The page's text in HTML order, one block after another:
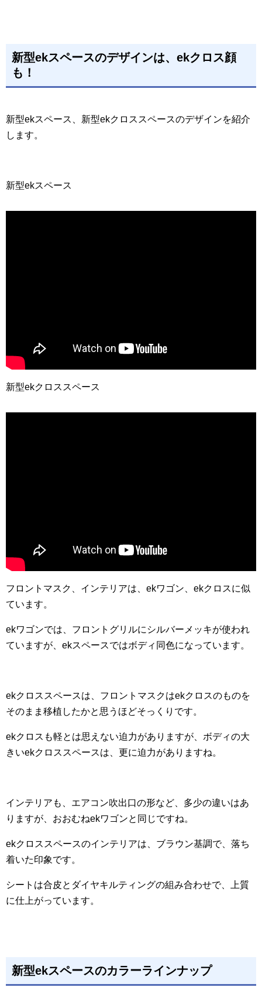
新型ekスペースのデザインは、ekクロス顔
も！
新型ekスペース、新型ekクロススペースのデザインを紹介
します。
新型ekスペース
新型ekクロススペース
フロントマスク、インテリアは、ekワゴン、ekクロスに似
ています。
ekワゴンでは、フロントグリルにシルバーメッキが使われ
ていますが、ekスペースではボディ同色になっています。
ekクロススペースは、フロントマスクはekクロスのものを
そのまま移植したかと思うほどそっくりです。
ekクロスも軽とは思えない迫力がありますが、ボディの大
きいekクロススペースは、更に迫力がありますね。
インテリアも、エアコン吹出口の形など、多少の違いはあ
りますが、おおむねekワゴンと同じですね。
ekクロススペースのインテリアは、ブラウン基調で、落ち
着いた印象です。
シートは合皮とダイヤキルティングの組み合わせで、上質
に仕上がっています。
新型ekスペースのカラーラインナップ